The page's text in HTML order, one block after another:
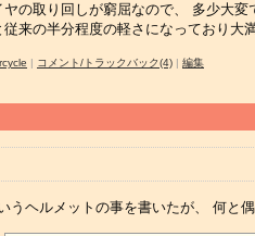
の取り回しが窮屈なので、 多少大変
来の半分程度の軽さになっており大満
| コメント/トラックバック(4) | 編集
うヘルメットの事を書いたが、 何と